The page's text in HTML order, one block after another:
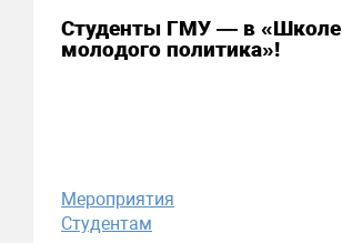
Студенты ГМУ — в «Школе
молодого политика»!
Мероприятия
Студентам